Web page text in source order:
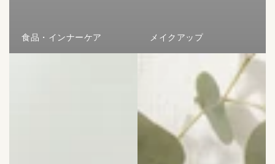
食品・インナーケア メイクアップ